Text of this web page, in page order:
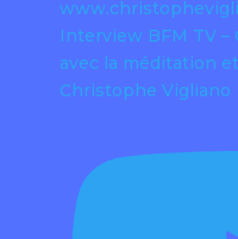
Interview BFM TV
avec la méditation
Christophe Vigliano